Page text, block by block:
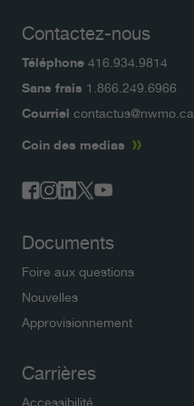
Contactez-nous
Téléphone 416.934.9814
Sans frais 1.866.249.6966
Courriel contactus@nwmo.ca
Coin des medias
Documents
Foire aux questions
Nouvelles
Approvisionnement
Carrières
Accessibilité